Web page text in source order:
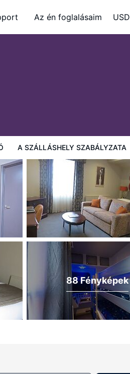
Az én foglalásaim USD
A SZÁLLÁSHELY SZABÁLYZATA
88 Fényképek